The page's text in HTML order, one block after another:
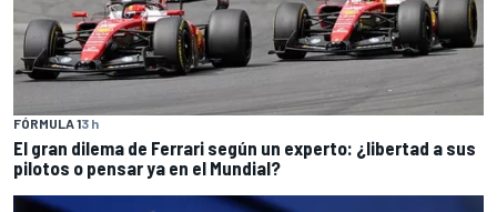
FÓRMULA 13 h
El gran dilema de Ferrari según un experto: ¿libertad a sus
pilotos o pensar ya en el Mundial?